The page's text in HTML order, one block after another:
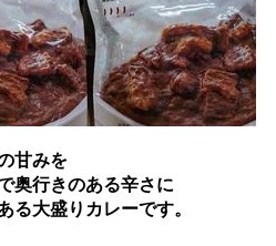
甘みを
奥行きのある辛さに
る大盛りカレーです。